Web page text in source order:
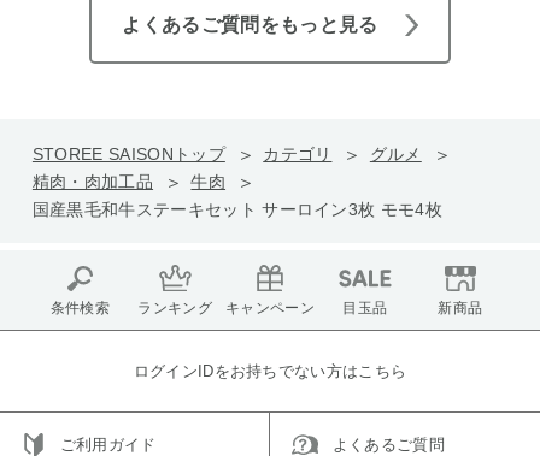
よくあるご質問をもっと見る
STOREE SAISONトップ カテゴリ
グルメ
精肉・肉加工品
牛肉
国産黒毛和牛ステーキセット サーロイン3枚 モモ4枚
条件検索 ランキング キャンペーン 目玉品 新商品
ログインIDをお持ちでない方はこちら
ご利用ガイド よくあるご質問